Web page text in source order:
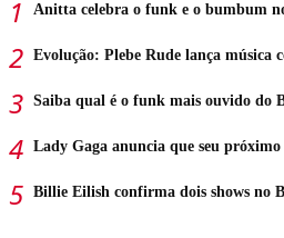
Anitta celebra o funk e o bumbum
Evolução: Plebe Rude lança música
Saiba qual é o funk mais ouvido do
Lady Gaga anuncia que seu
Billie Eilish confirma dois shows no